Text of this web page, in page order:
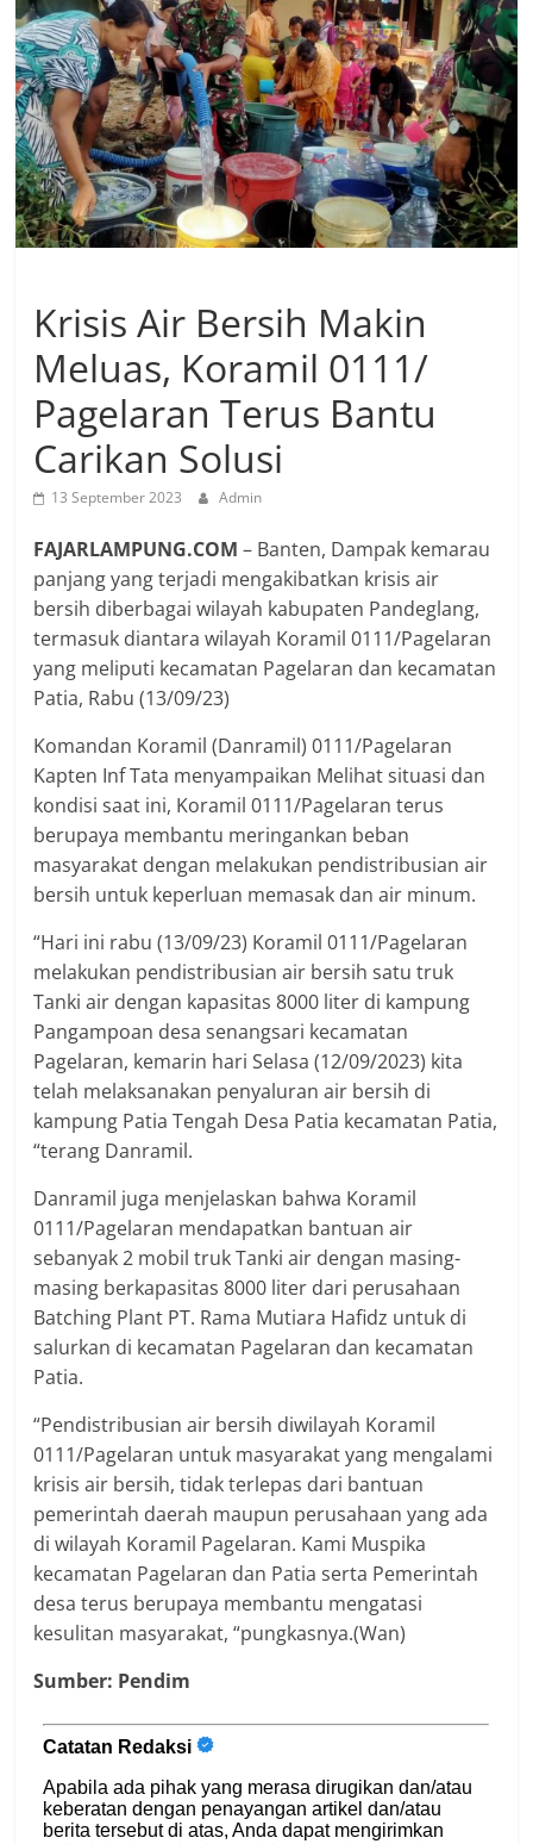
Krisis Air Bersih Makin
Meluas, Koramil 0111/
Pagelaran Terus Bantu
Carikan Solusi
13 September 2023 Admin
FAJARLAMPUNG.COM– Banten, Dampak kemarau
panjang yang terjadi mengakibatkan krisis air
bersih diberbagai wilayah kabupaten Pandeglang,
termasuk diantara wilayah Koramil 0111/Pagelaran
yang meliputi kecamatan Pagelaran dan kecamatan
Patia, Rabu (13/09/23)
Komandan Koramil (Danramil) 0111/Pagelaran
Kapten Inf Tata menyampaikan Melihat situasi dan
kondisi saat ini, Koramil 0111/Pagelaran terus
berupaya membantu meringankan beban
masyarakat dengan melakukan pendistribusian air
bersih untuk keperluan memasak dan air minum.
“Hari ini rabu (13/09/23) Koramil 0111/Pagelaran
melakukan pendistribusian air bersih satu truk
Tanki air dengan kapasitas 8000 liter di kampung
Pangampoan desa senangsari kecamatan
Pagelaran, kemarin hari Selasa (12/09/2023) kita
telah melaksanakan penyaluran air bersih di
kampung Patia Tengah Desa Patia kecamatan Patia,
“terang Danramil.
Danramil juga menjelaskan bahwa Koramil
0111/Pagelaran mendapatkan bantuan air
sebanyak 2 mobil truk Tanki air dengan masing-
masing berkapasitas 8000 liter dari perusahaan
Batching Plant PT. Rama Mutiara Hafidz untuk di
salurkan di kecamatan Pagelaran dan kecamatan
Patia.
“Pendistribusian air bersih diwilayah Koramil
0111/Pagelaran untuk masyarakat yang mengalami
krisis air bersih, tidak terlepas dari bantuan
pemerintah daerah maupun perusahaan yang ada
di wilayah Koramil Pagelaran. Kami Muspika
kecamatan Pagelaran dan Patia serta Pemerintah
desa terus berupaya membantu mengatasi
kesulitan masyarakat, “pungkasnya.(Wan)
Sumber: Pendim